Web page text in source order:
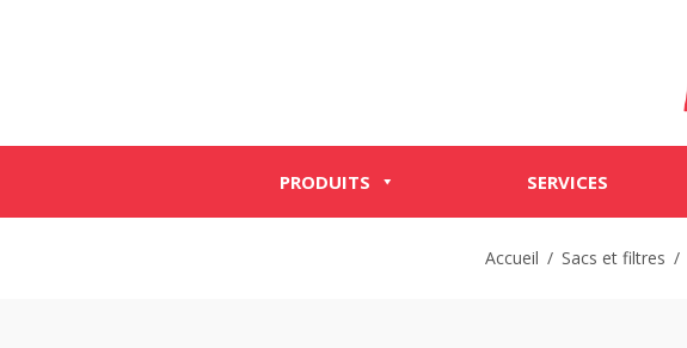
PRODUITS SERVICES
Accueil / Sacs et filtres /